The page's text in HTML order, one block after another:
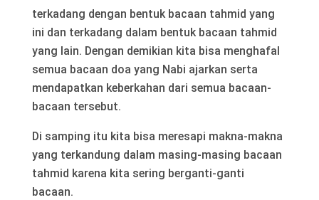
terkadang dengan bentuk bacaan tahmid yang
ini dan terkadang dalam bentuk bacaan tahmid
yang lain. Dengan demikian kita bisa menghafal
semua bacaan doa yang Nabi ajarkan serta
mendapatkan keberkahan dari semua bacaan-
bacaan tersebut.
Di samping itu kita bisa meresapi makna-makna
yang terkandung dalam masing-masing bacaan
tahmid karena kita sering berganti-ganti
bacaan.